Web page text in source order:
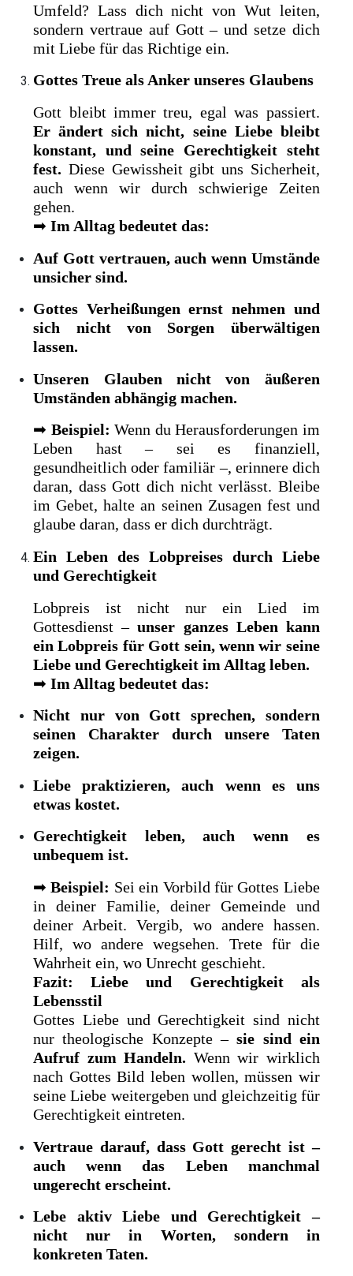
Umfeld? Lass dich nicht von Wut leiten,
sondern vertraue auf Gott – und setze dich
mit Liebe für das Richtige ein.
Gottes Treue als Anker unseres Glaubens
Gott bleibt immer treu, egal was passiert.
Er ändert sich nicht, seine Liebe bleibt
konstant, und seine Gerechtigkeit steht
fest. Diese Gewissheit gibt uns Sicherheit,
auch wenn wir durch schwierige Zeiten
gehen.
➡Im Alltag bedeutet das:
Auf Gott vertrauen, auch wenn Umstände
unsicher sind.
Gottes Verheißungen ernst nehmen und
sich nicht von Sorgen überwältigen
lassen.
Unseren Glauben nicht von äußeren
Umständen abhängig machen.
➡ Beispiel: Wenn du Herausforderungen im
Leben hast – sei es finanziell,
gesundheitlich oder familiär –, erinnere dich
daran, dass Gott dich nicht verlässt. Bleibe
im Gebet, halte an seinen Zusagen fest und
glaube daran, dass er dich durchträgt.
Ein Leben des Lobpreises durch Liebe
und Gerechtigkeit
Lobpreis ist nicht nur ein Lied im
Gottesdienst –unser ganzes Leben kann
ein Lobpreis für Gott sein, wenn wir seine
Liebe und Gerechtigkeit im Alltag leben.
➡Im Alltag bedeutet das:
Nicht nur von Gott sprechen, sondern
seinen Charakter durch unsere Taten
zeigen.
Liebe praktizieren, auch wenn es uns
etwas kostet.
Gerechtigkeit leben, auch wenn es
unbequem ist.
➡Beispiel: Sei ein Vorbild für Gottes Liebe
in deiner Familie, deiner Gemeinde und
deiner Arbeit. Vergib, wo andere hassen.
Hilf, wo andere wegsehen. Trete für die
Wahrheit ein, wo Unrecht geschieht.
Fazit: Liebe und Gerechtigkeit als
Lebensstil
Gottes Liebe und Gerechtigkeit sind nicht
nur theologische Konzepte –sie sind ein
Aufruf zum Handeln. Wenn wir wirklich
nach Gottes Bild leben wollen, müssen wir
seine Liebe weitergeben und gleichzeitig für
Gerechtigkeit eintreten.
Vertraue darauf, dass Gott gerecht ist –
auch wenn das Leben manchmal
ungerecht erscheint.
Lebe aktiv Liebe und Gerechtigkeit –
nicht nur in Worten, sondern in
konkreten Taten.